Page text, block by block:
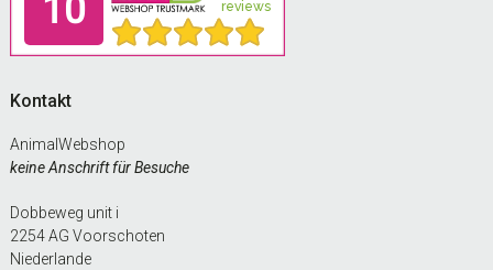
Kontakt
AnimalWebshop
keine Anschrift für Besuche
Dobbeweg unit i
2254 AG Voorschoten
Niederlande